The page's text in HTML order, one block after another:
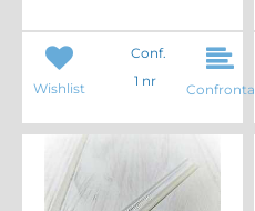
Wishlist
Conf.
1 nr
Confronta